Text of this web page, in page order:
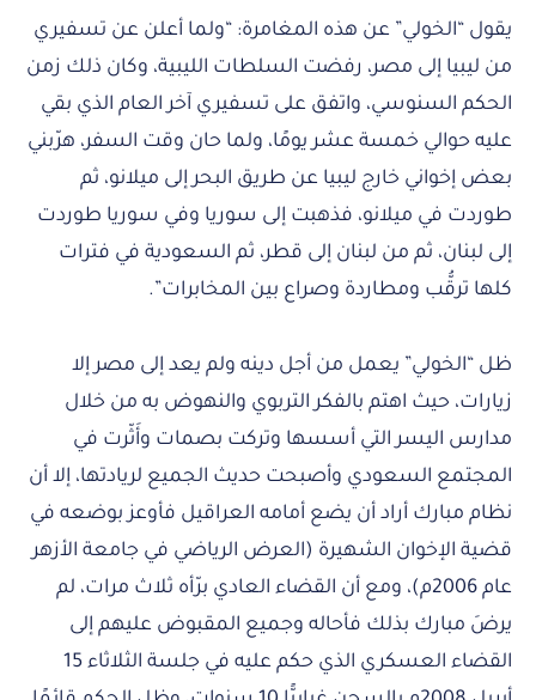
يقول “الخولي” عن هذه المغامرة: “ولما أعلن عن تسفيري
من ليبيا إلى مصر، رفضت السلطات الليبية، وكان ذلك زمن
الحكم السنوسي، واتفق على تسفيري آخر العام الذي بقي
عليه حوالي خمسة عشر يومًا، ولما حان وقت السفر، هرّبني
بعض إخواني خارج ليبيا عن طريق البحر إلى ميلانو، ثم
طوردت في ميلانو، فذهبت إلى سوريا وفي سوريا طوردت
إلى لبنان، ثم من لبنان إلى قطر، ثم السعودية في فترات
كلها ترقُّب ومطاردة وصراع بين المخابرات”.
ظل “الخولي” يعمل من أجل دينه ولم يعد إلى مصر إلا
زيارات، حيث اهتم بالفكر التربوي والنهوض به من خلال
مدارس اليسر التي أسسها وتركت بصمات وأَثّرت في
المجتمع السعودي وأصبحت حديث الجميع لريادتها، إلا أن
نظام مبارك أراد أن يضع أمامه العراقيل فأوعز بوضعه في
قضية الإخوان الشهيرة (العرض الرياضي في جامعة الأزهر
عام 2006م)، ومع أن القضاء العادي برّأه ثلاث مرات، لم
يرضَ مبارك بذلك فأحاله وجميع المقبوض عليهم إلى
القضاء العسكري الذي حكم عليه في جلسة الثلاثاء 15